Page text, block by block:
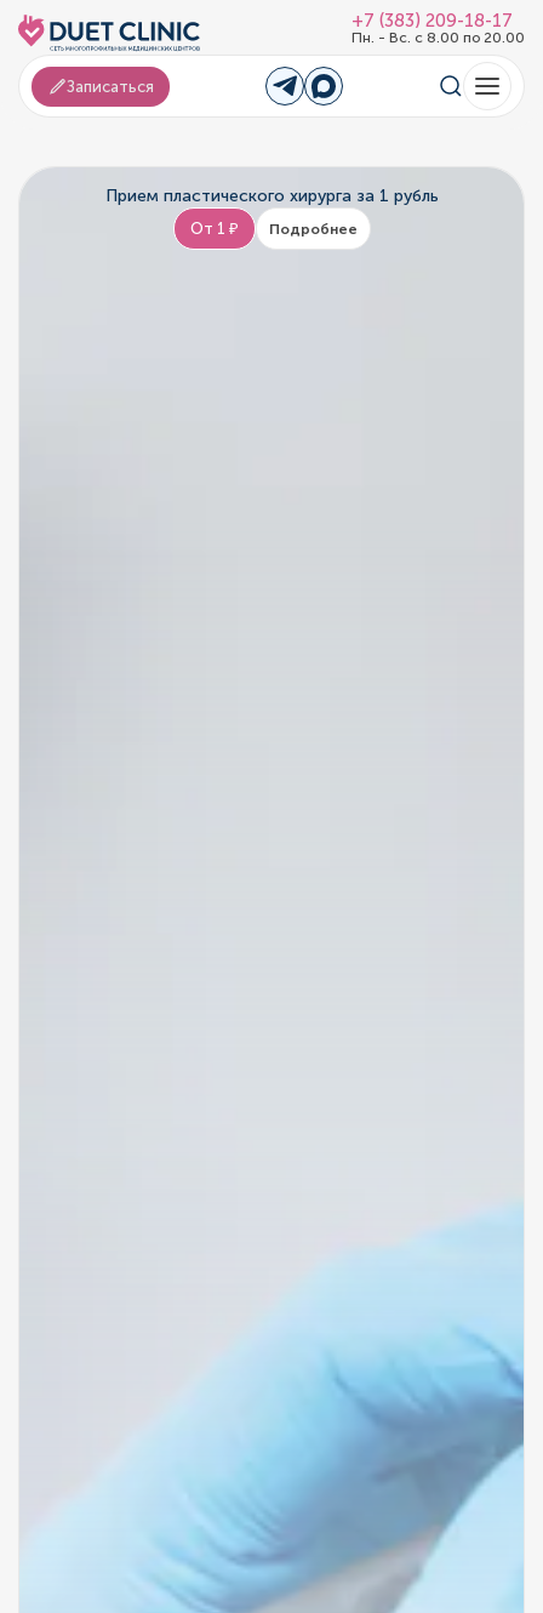
+7 (383) 209-18-17
Пн. - Вс. с 8.00 по 20.00
Записаться
Прием пластического хирурга за 1 рубль
От 1 ₽ Подробнее